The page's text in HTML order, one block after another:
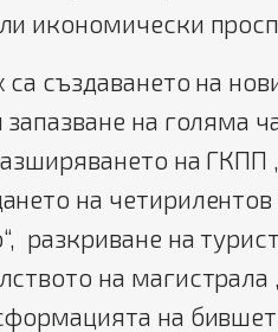
икономически
са създаването на
запазване на голяма
на ГКПП
на
разкриване на
на
на